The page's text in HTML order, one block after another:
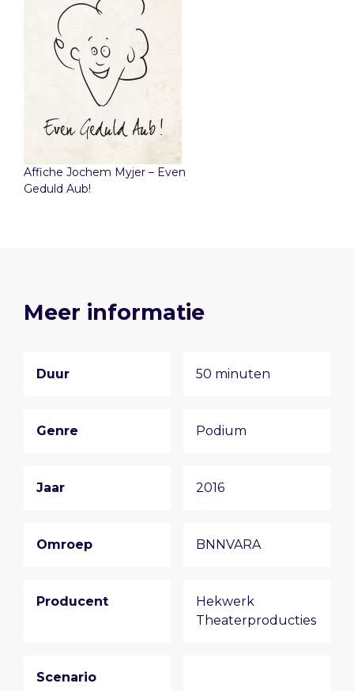
Affiche Jochem Myjer – Even
Geduld Aub!
Meer informatie
Duur 50 minuten
Genre Podium
Jaar 2016
Omroep BNNVARA
Producent
Hekwerk
Theaterproducties
Scenario